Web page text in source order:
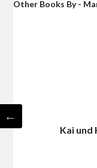
Other Books By -
Kai und